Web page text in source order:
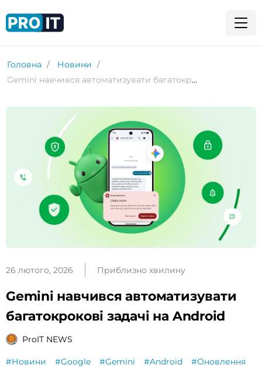
Головна
Новини
Gemini навчився автоматизувати багатокрокові задачі на Android
26 лютого, 2026 Приблизно хвилину
Gemini навчився автоматизувати
багатокрокові задачі на Android
ProIT NEWS
#Новини #Google #Gemini #Android
#Оновлення